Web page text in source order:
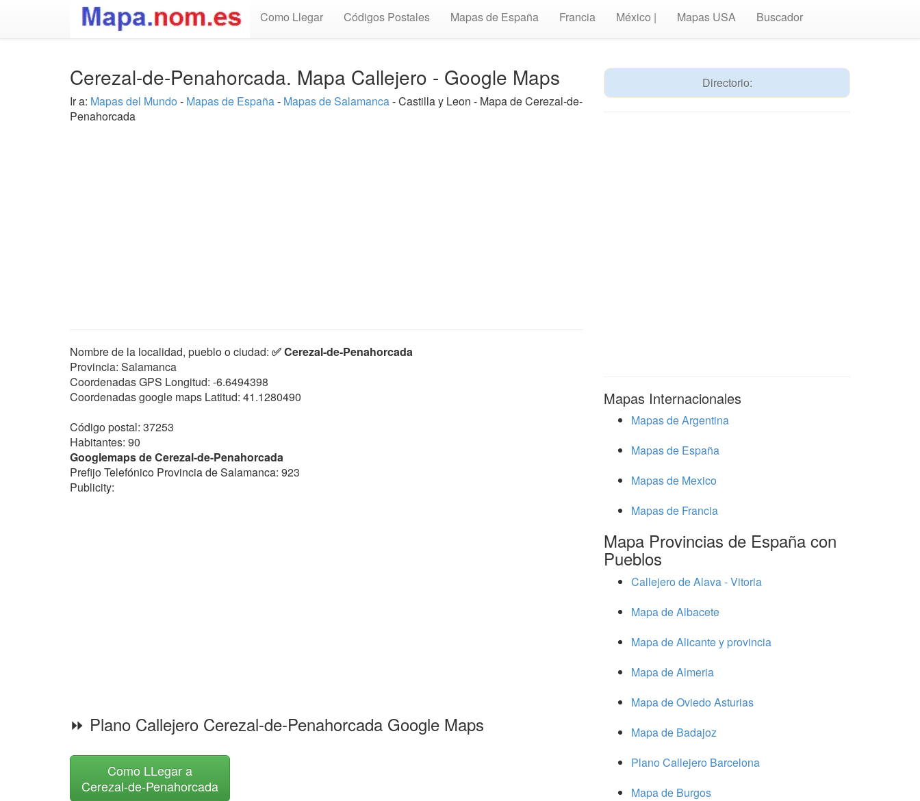
Como Llegar Códigos Postales Mapas de España Francia México | Mapas USA Buscador
Cerezal-de-Penahorcada. Mapa Callejero - Google Maps
Ir a: Mapas del Mundo - Mapas de España- Mapas de Salamanca- Castilla y Leon - Mapa de Cerezal-de-
Penahorcada
Nombre de la localidad, pueblo o ciudad: ✅ Cerezal-de-Penahorcada
Provincia: Salamanca
Coordenadas GPS Longitud: -6.6494398
Coordenadas google maps Latitud: 41.1280490
Código postal: 37253
Habitantes: 90
Googlemaps de Cerezal-de-Penahorcada
Prefijo Telefónico Provincia de Salamanca: 923
Publicity:
⏩ Plano Callejero Cerezal-de-Penahorcada Google Maps
Como LLegar a
Cerezal-de-Penahorcada
Directorio:
Mapas Internacionales
Mapas de Argentina
Mapas de España
Mapas de Mexico
Mapas de Francia
Mapa Provincias de España con
Pueblos
Callejero de Alava - Vitoria
Mapa de Albacete
Mapa de Alicante y provincia
Mapa de Almeria
Mapa de Oviedo Asturias
Mapa de Badajoz
Plano Callejero Barcelona
Mapa de Burgos